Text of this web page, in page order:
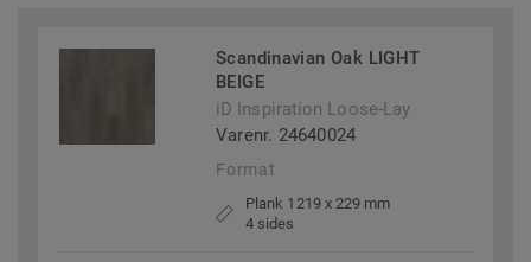
Scandinavian Oak LIGHT
BEIGE
iD Inspiration Loose-Lay
Varenr. 24640024
Format
Plank 1219 x 229 mm
4 sides